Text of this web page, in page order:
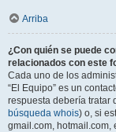
Arriba
¿Con quién se puede
relacionados con este
Cada uno de los
“El Equipo” es un
respuesta debería tratar
búsqueda whois) o, si
gmail.com, hotmail.com,